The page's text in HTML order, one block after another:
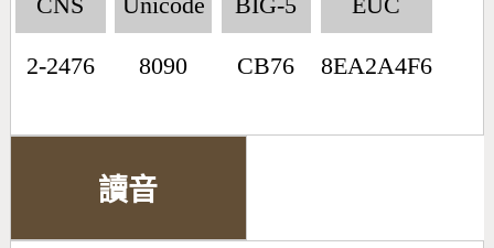
CNS
2-2476
Unicode
8090
BIG-5
CB76
EUC
8EA2A4F6
讀音